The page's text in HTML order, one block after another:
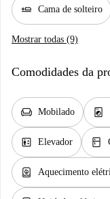
airline_seat_flat Cama de solteiro
Mostrar todas (9)
Comodidades da
chair Mobilado local_laundry_service
elevator Elevador kitchen
water_heater Aquecimento